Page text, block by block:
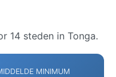
14 steden in Tonga.
MINIMUM